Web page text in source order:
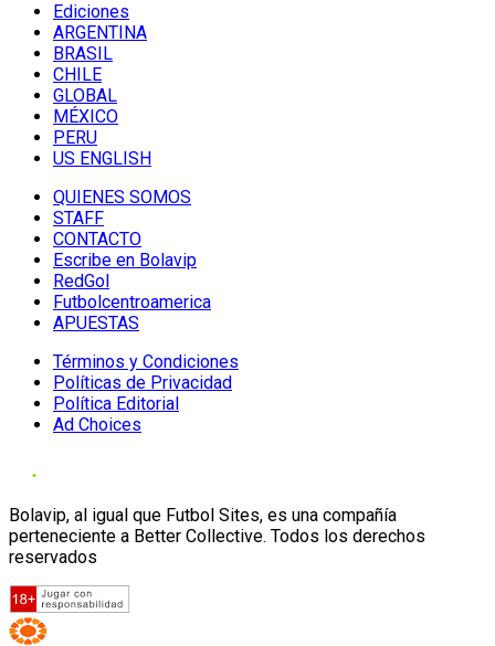
Ediciones
ARGENTINA
BRASIL
CHILE
GLOBAL
MÉXICO
PERU
US ENGLISH
QUIENES SOMOS
STAFF
CONTACTO
Escribe en Bolavip
RedGol
Futbolcentroamerica
APUESTAS
Términos y Condiciones
Políticas de Privacidad
Política Editorial
Ad Choices
Bolavip, al igual que Futbol Sites, es una compañía
perteneciente a Better Collective. Todos los derechos
reservados